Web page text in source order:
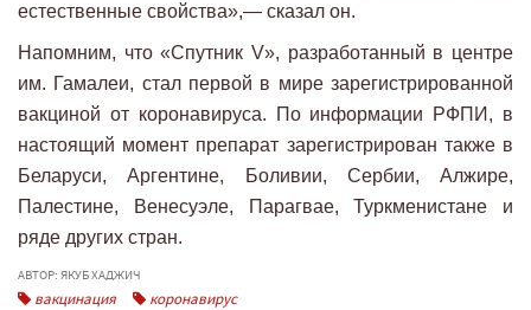
естественные свойства»,— сказал он.
Напомним, что «Спутник V», разработанный в центре
им. Гамалеи, стал первой в мире зарегистрированной
вакциной от коронавируса. По информации РФПИ, в
настоящий момент препарат зарегистрирован также в
Беларуси, Аргентине, Боливии, Сербии, Алжире,
Палестине, Венесуэле, Парагвае, Туркменистане и
ряде других стран.
АВТОР: ЯКУБ ХАДЖИЧ
вакцинация коронавирус